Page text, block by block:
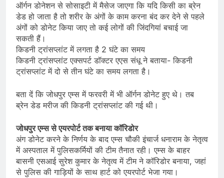
ऑर्गन डोनेशन से सोसाइटी में मैसेज जाएगा कि यदि किसी का ब्रेन
डेड हो जाता है तो शरीर के अंगों के काम करना बंद कर देने से पहले
अंगों को डोनेट किया जाए तो कई लोगों की जिंदगियां बचाई जा
सकती हैं।
किडनी ट्रांसप्लांट में लगता है 2 घंटे का समय
किडनी ट्रांसप्लांट एक्सपर्ट डॉक्टर एएस संधू ने बताया- किडनी
ट्रांसप्लांट में दो से तीन घंटे का समय लगता है।
बता दें कि जोधपुर एम्स में फरवरी में भी ऑर्गन डोनेट हुए थे। तब
ब्रेन डेड मरीज की किडनी ट्रांसप्लांट की गई थी।
जोधपुर एम्स से एयरपोर्ट तक बनाया कॉरिडोर
अंग डोनेट करने के निर्णय के बाद एम्स चौकी इंचार्ज धनाराम के नेतृत्व
में अस्पताल में पुलिसकर्मियों की टीम तैनात रही। एम्स के बाहर
बासनी एसआई सुरेश कुमार के नेतृत्व में टीम ने कॉरिडोर बनाया, जहां
से पुलिस की गाड़ियों के साथ हार्ट को एयरपोर्ट भेजा गया।